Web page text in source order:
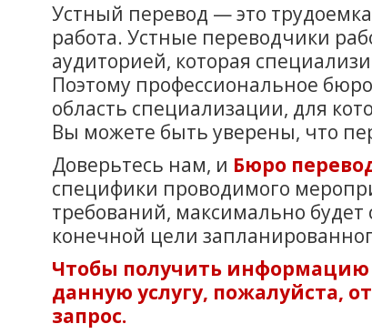
Устный перевод — это
работа. Устные переводчики
аудиторией, которая
Поэтому профессиональное
область специализации, для
Вы можете быть уверены, что
Доверьтесь нам, и Бюро
специфики проводимого
требований, максимально
конечной цели
Чтобы получить
данную услугу, пожалуйста,
запрос.